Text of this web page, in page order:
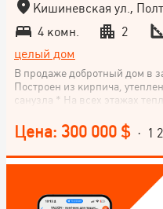
Кишиневская ул.,
4 комн.
2
целый дом
В продаже добротный дом в
Построен из кирпича,
санузла * На всех этажах
Бельгии, Франции. *
принципу климат-контроля.
параметры. В этом есть
с мебелью и бытовой
недвижимости VALION
и еще 5 городов Украины)
Цена: 300 000 $ · 1